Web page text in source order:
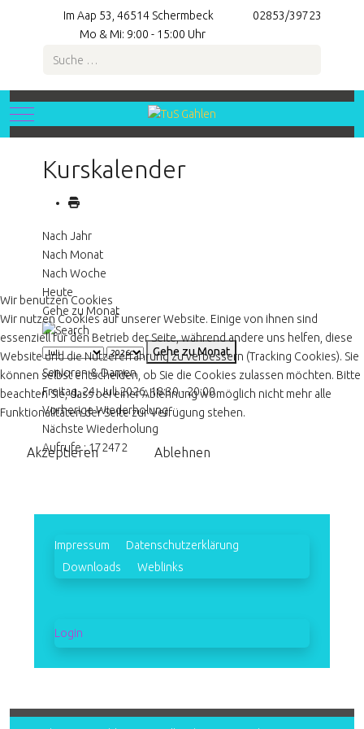
Im Aap 53, 46514 Schermbeck
02853/39723
Mo & Mi: 9:00 - 15:00 Uhr
Suchen
Mobile Menu Toggle
Kurskalender
Nach Jahr
Nach Monat
Nach Woche
Heute
Gehe zu Monat
Gehe zu Monat
Senioren & Damen
Freitag, 24. Juli 2026, 18:30 - 20:00
Vorherige Wiederholung
Nächste Wiederholung
Aufrufe: 172472
Impressum
Datenschutzerklärung
Downloads
Weblinks
Login
Wir benutzen Cookies
Wir nutzen Cookies auf unserer Website. Einige von ihnen sind
essenziell für den Betrieb der Seite, während andere uns helfen, diese
Website und die Nutzererfahrung zu verbessern (Tracking Cookies). Sie
können selbst entscheiden, ob Sie die Cookies zulassen möchten. Bitte
beachten Sie, dass bei einer Ablehnung womöglich nicht mehr alle
Funktionalitäten der Seite zur Verfügung stehen.
Akzeptieren Ablehnen